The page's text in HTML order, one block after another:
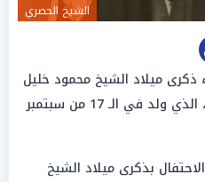
الشيخ الحصري
ذكرى ميلاد الشيخ محمود خليل
الحصري، أحد أعلام دولة التلاوة، الذي ولد في الـ 17 من سبتمبر
بذكرى ميلاد الشيخ